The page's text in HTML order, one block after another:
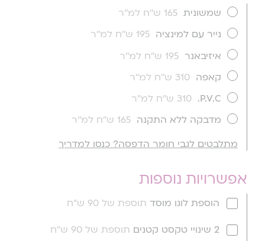
שמשונית 165 ש''ח למ''ר
נייר עם למינציה 195 ש''ח למ''ר
איזיבאנר 195 ש''ח למ''ר
קאפה 310 ש''ח למ''ר
P.V.C.
310 ש''ח למ''ר
מדבקה ללא התקנה 165 ש''ח למ''ר
מתלבטים לגבי חומר הדפסה? כנסו למדריך
אפשרויות נוספות
הוספת לוגו מוסד תוספת של 90 ש"ח
2 שינויי טקסט קטנים תוספת של 90 ש"ח